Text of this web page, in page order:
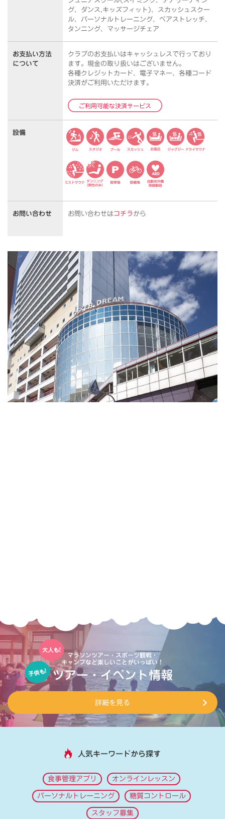
グ、ダンス,キッズフィット)、スカッシュスクー
ル、パーソナルトレーニング、ペアストレッチ、
タンニング、マッサージチェア
お支払い方法
について
クラブのお支払いはキャッシュレスで行っており
ます。 現金の取り扱いはございません。
各種クレジットカード、電子マネー、各種コード
決済がご利用いただけます。
ご利用可能な決済サービス
設備
お問い合わせ お問い合わせはコチラから
マラソンツアー・スポーツ観戦・
キャンプなど楽しいことがいっぱい！
ツアー・イベント情報
詳細を見る
人気キーワードから探す
食事管理アプリ オンラインレッスン
パーソナルトレーニング 糖質コントロール
スタッフ募集